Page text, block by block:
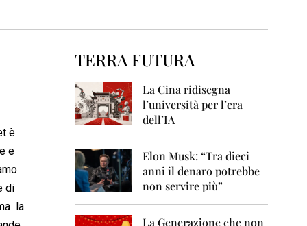
0
7
2
0
è
e
di
la
TERRA FUTURA
La Cina ridisegna
l’università per l’era
dell’IA
Elon Musk: “Tra dieci
anni il denaro potrebbe
non servire più”
La Generazione che non